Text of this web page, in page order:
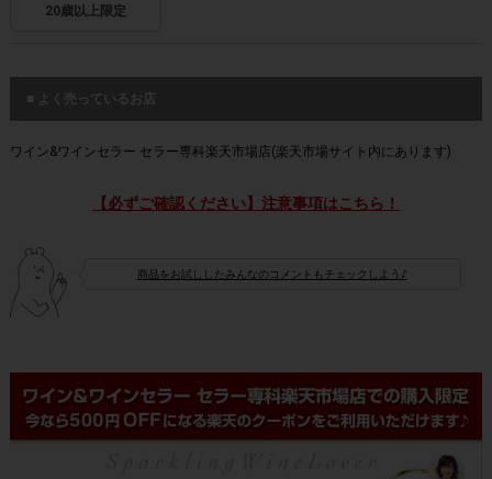
20歳以上限定
■ よく売っているお店
ワイン&ワインセラー セラー専科楽天市場店(楽天市場サイト内にあります)
【必ずご確認ください】注意事項はこちら！
商品をお試ししたみんなのコメントもチェックしよう♪